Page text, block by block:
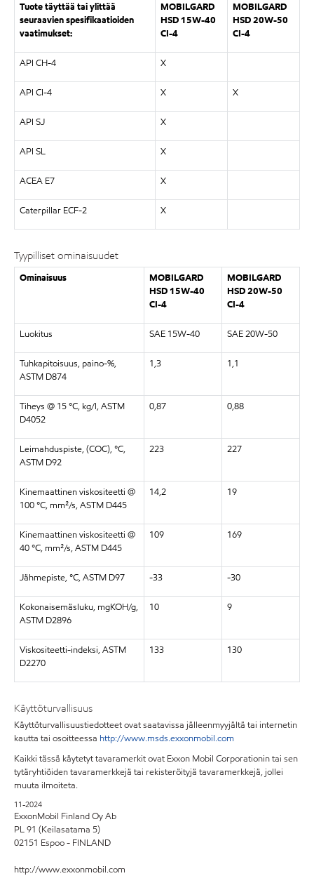
Tuote täyttää tai ylittää
seuraavien spesifikaatioiden
vaatimukset:
MOBILGARD
HSD 15W-40
CI-4
MOBILGARD
HSD 20W-50
CI-4
API CH-4 X
API CI-4 X X
API SJ X
API SL X
ACEA E7 X
Caterpillar ECF-2 X
Tyypilliset ominaisuudet
Ominaisuus
MOBILGARD
HSD 15W-40
CI-4
MOBILGARD
HSD 20W-50
CI-4
Luokitus SAE 15W-40 SAE 20W-50
Tuhkapitoisuus, paino-%,
ASTM D874
1,3 1,1
Tiheys @ 15 °C, kg/l, ASTM
D4052
0,87 0,88
Leimahduspiste, (COC), °C,
ASTM D92
223 227
Kinemaattinen viskositeetti @
100 °C, mm²/s, ASTM D445
14,2 19
Kinemaattinen viskositeetti @
40 °C, mm²/s, ASTM D445
109 169
Jähmepiste, °C, ASTM D97 -33 -30
Kokonaisemäsluku, mgKOH/g,
ASTM D2896
10 9
Viskositeetti-indeksi, ASTM
D2270
133 130
Käyttöturvallisuus
Käyttöturvallisuustiedotteet ovat saatavissa jälleenmyyjältä tai internetin
kautta tai osoitteessa http://www.msds.exxonmobil.com
Kaikki tässä käytetyt tavaramerkit ovat Exxon Mobil Corporationin tai sen
tytäryhtiöiden tavaramerkkejä tai rekisteröityjä tavaramerkkejä, jollei
muuta ilmoiteta.
11-2024
ExxonMobil Finland Oy Ab
PL 91 (Keilasatama 5)
02151 Espoo - FINLAND
http://www.exxonmobil.com